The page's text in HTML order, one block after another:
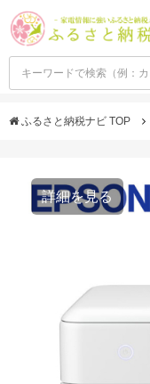
ふるさと納税ナビ TOP
詳細を見る